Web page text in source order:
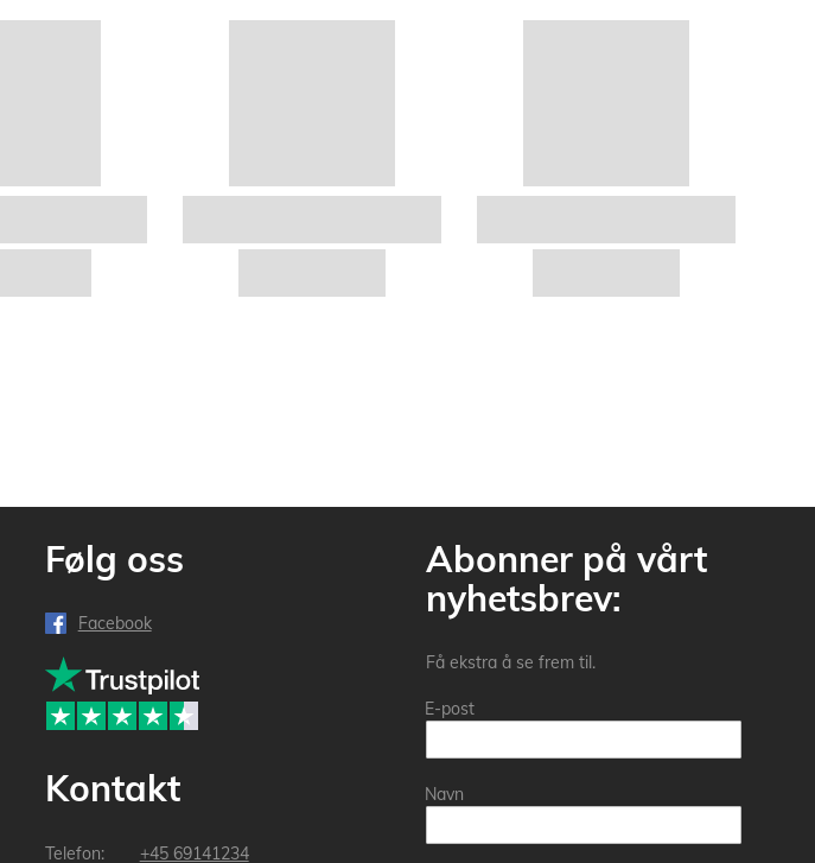
Følg oss
Facebook
Kontakt
+45 69141234
Abonner på vårt
nyhetsbrev:
Få ekstra å se frem til.
E-post
Navn